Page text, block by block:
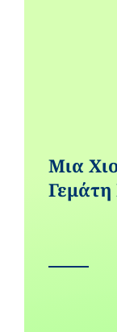
Μια
Γεμάτη